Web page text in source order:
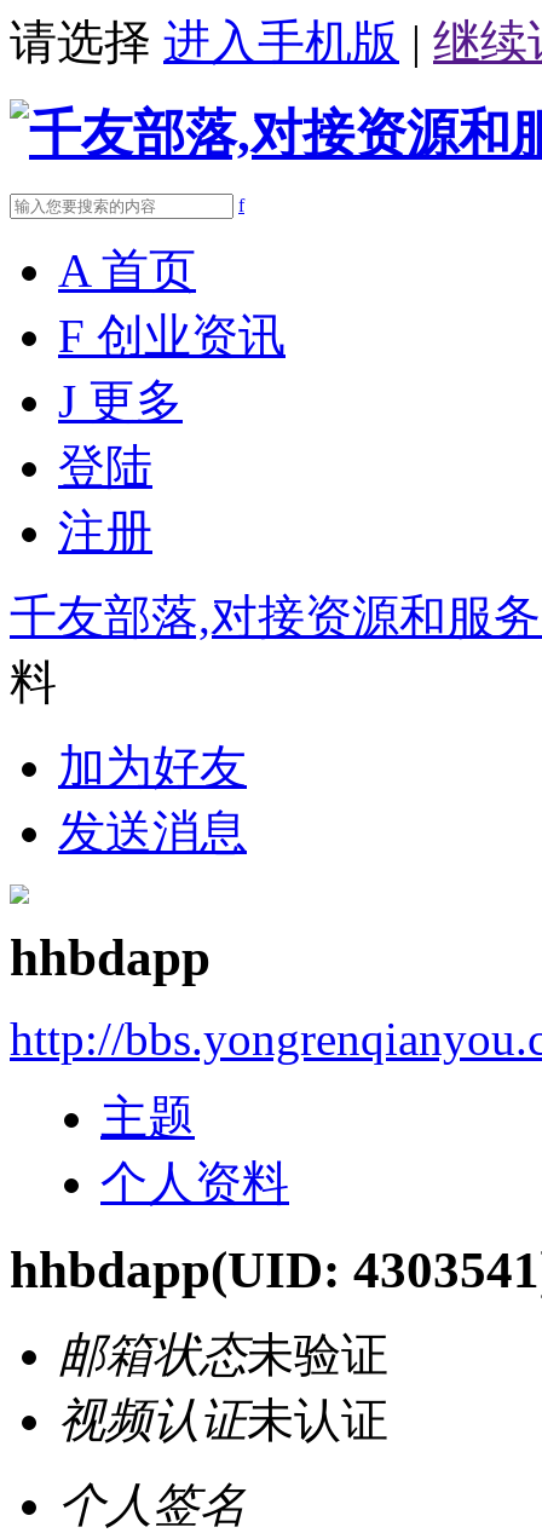
请选择 进入手机版 | 继续
f
A 首页
F 创业资讯
J 更多
登陆
注册
千友部落,对接资源和服
料
加为好友
发送消息
hhbdapp
http://
主题
个人资料
hhbdapp(UID:
邮箱状态未验证
视频认证未认证
个人签名